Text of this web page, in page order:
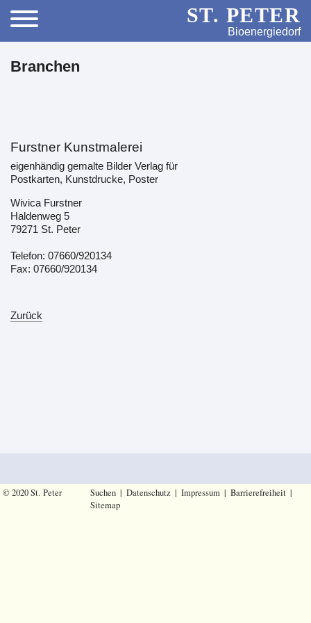
ST. PETER
Bioenergiedorf
Branchen
Furstner Kunstmalerei
eigenhändig gemalte Bilder Verlag für
Postkarten, Kunstdrucke, Poster
Wivica Furstner
Haldenweg 5
79271 St. Peter
Telefon: 07660/920134
Fax: 07660/920134
Zurück
© 2020 St. Peter Suchen | Datenschutz | Impressum | Barrierefreiheit |
Sitemap